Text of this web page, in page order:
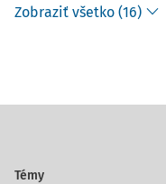
Zobraziť všetko (16)
Témy